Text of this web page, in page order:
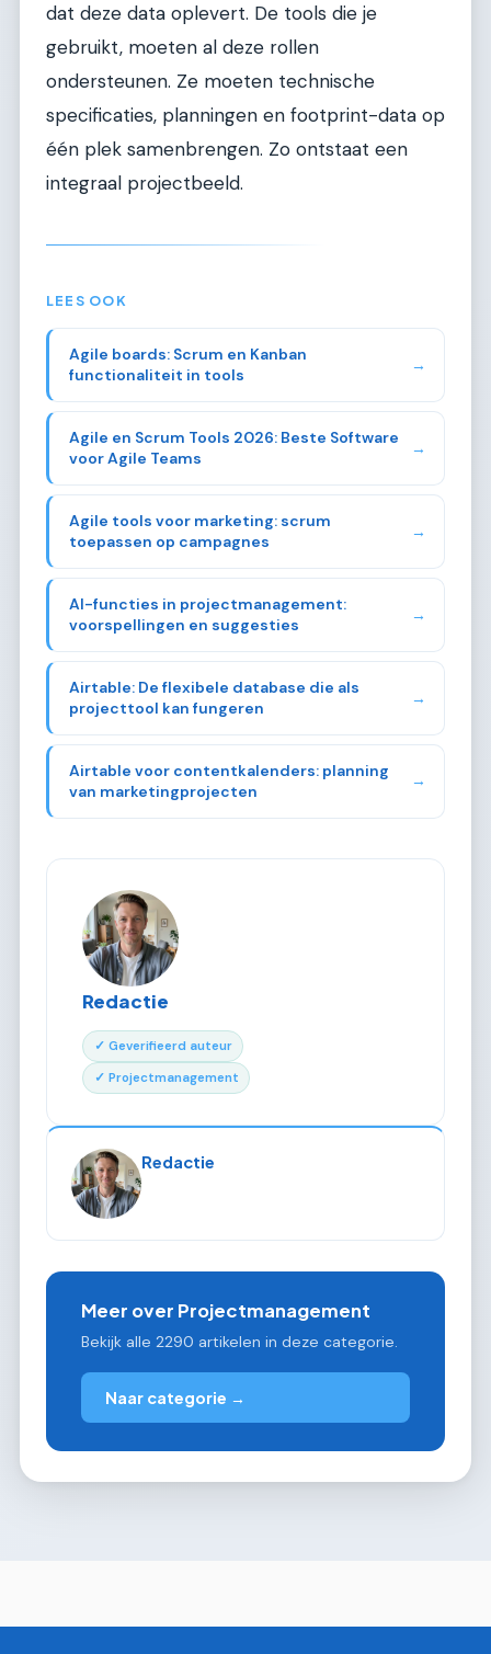
dat deze data oplevert. De tools die je
gebruikt, moeten al deze rollen
ondersteunen. Ze moeten technische
specificaties, planningen en footprint-data op
één plek samenbrengen. Zo ontstaat een
integraal projectbeeld.
LEES OOK
Agile boards: Scrum en Kanban
functionaliteit in tools
→
Agile en Scrum Tools 2026: Beste Software
voor Agile Teams
→
Agile tools voor marketing: scrum
toepassen op campagnes
→
AI-functies in projectmanagement:
voorspellingen en suggesties
→
Airtable: De flexibele database die als
projecttool kan fungeren
→
Airtable voor contentkalenders: planning
van marketingprojecten
→
Redactie
✓ Geverifieerd auteur
✓ Projectmanagement
Redactie
Meer over Projectmanagement
Bekijk alle 2290 artikelen in deze categorie.
Naar categorie →